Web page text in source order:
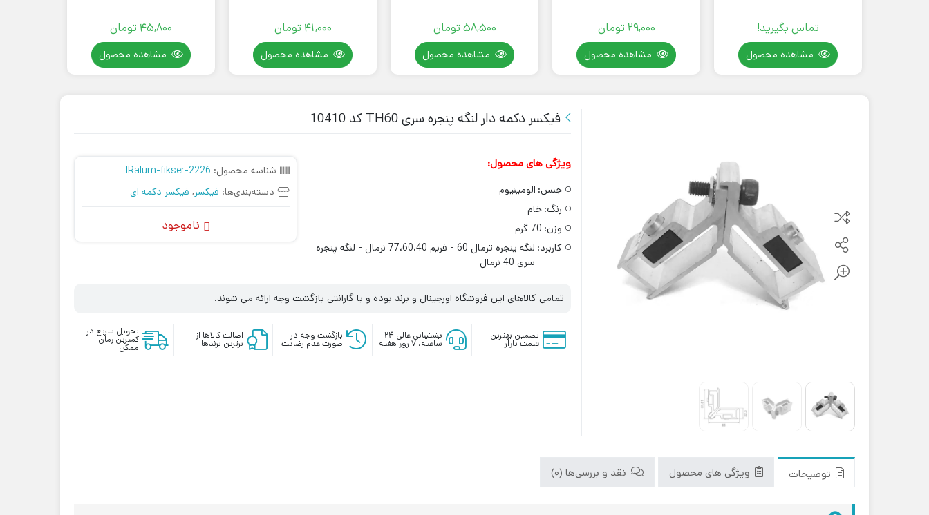
تماس بگیرید!
مشاهده محصول
29,000 تومان
مشاهده محصول
58,500 تومان
مشاهده محصول
41,000 تومان
مشاهده محصول
45,800 تومان
مشاهده محصول
فیکسر دکمه دار لنگه پنجره سری TH60 کد 10410
ویژگی های محصول:
جنس: الومینیوم
رنگ: خام
وزن: 70 گرم
کاربرد:
لنگه پنجره ترمال 60 - فریم 77،60،40 نرمال - لنگه پنجره
سری 40 نرمال
شناسه محصول: IRalum-fikser-2226
دسته‌بندی‌ها: فیکسر, فیکسر دکمه ای
ناموجود
تمامی کالاهای این فروشگاه اورجینال و برند بوده و با گارانتی بازگشت وجه ارائه می شوند.
تضمین بهترین
قیمت بازار
پشتیبانی عالی ۲۴
ساعته، ۷ روز هفته
بازگشت وجه در
صورت عدم رضایت
اصالت کالاها از
برترین برندها
تحویل سریع در
کمترین زمان
ممکن
توضیحات ویژگی های محصول نقد و بررسی‌ها (0)